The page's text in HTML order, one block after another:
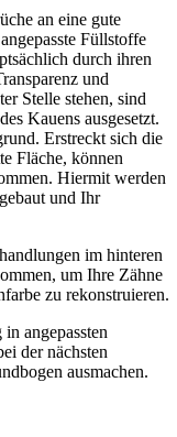
an eine gute
Füllstoffe
durch ihren
und
Stelle stehen, sind
Kauens ausgesetzt.
Erstreckt sich die
Fläche, können
Hiermit werden
und Ihr
im hinteren
um Ihre Zähne
zu rekonstruieren.
angepassten
der nächsten
ausmachen.